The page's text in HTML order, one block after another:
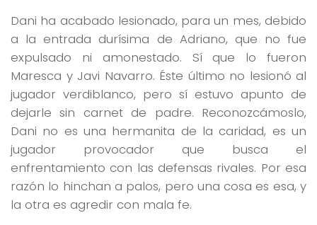
Dani ha acabado lesionado, para un mes, debido
a la entrada durísima de Adriano, que no fue
expulsado ni amonestado. Sí que lo fueron
Maresca y Javi Navarro. Éste último no lesionó al
jugador verdiblanco, pero sí estuvo apunto de
dejarle sin carnet de padre. Reconozcámoslo,
Dani no es una hermanita de la caridad, es un
jugador provocador que busca el
enfrentamiento con las defensas rivales. Por esa
razón lo hinchan a palos, pero una cosa es esa, y
la otra es agredir con mala fe.